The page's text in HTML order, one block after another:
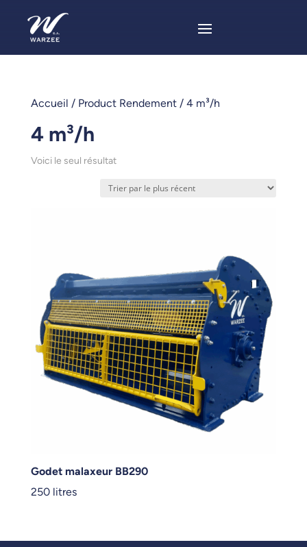
Accueil / Product Rendement / 4 m³/h
4 m³/h
Voici le seul résultat
Godet malaxeur BB290
250 litres